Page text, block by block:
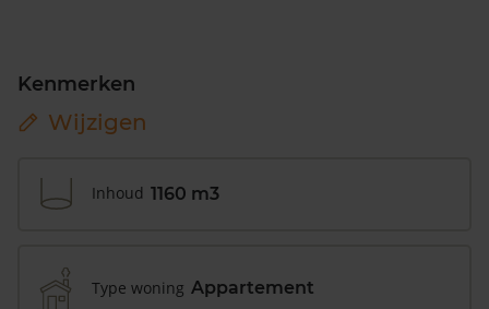
Kenmerken
Wijzigen
Inhoud 1160 m3
Type woning Appartement